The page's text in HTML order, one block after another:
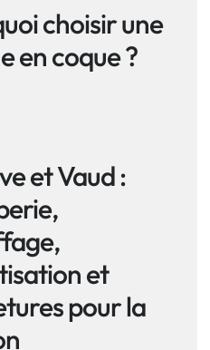
choisir une
en coque ?
et Vaud :
et
pour la